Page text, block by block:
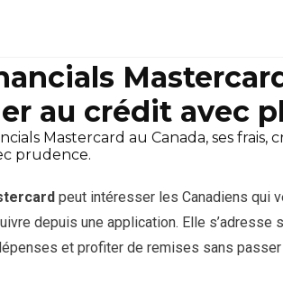
au crédit avec
Mastercard au Canada, ses frais,
prudence.
peut intéresser les Canadiens qui
depuis une application. Elle s’adresse
et profiter de remises sans